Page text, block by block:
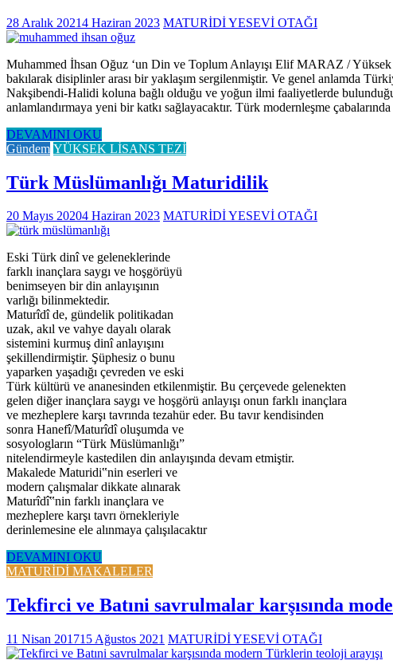
28 Aralık 20214 Haziran 2023 MATURİDİ YESEVİ OTAĞI
Muhammed İhsan Oğuz ‘un Din ve Toplum Anlayışı Elif MARAZ / Yüksek
bakılarak disiplinler arası bir yaklaşım sergilenmiştir. Ve genel anlamda
Nakşibendi-Halidi koluna bağlı olduğu ve yoğun ilmi faaliyetlerde
anlamlandırmaya yeni bir katkı sağlayacaktır. Türk modernleşme
DEVAMINI OKU
Gündem YÜKSEK LİSANS TEZİ
Türk Müslümanlığı Maturidilik
20 Mayıs 20204 Haziran 2023 MATURİDİ YESEVİ OTAĞI
Eski Türk dinî ve geleneklerinde
farklı inançlara saygı ve hoşgörüyü
benimseyen bir din anlayışının
varlığı bilinmektedir.
Maturîdî de, gündelik politikadan
uzak, akıl ve vahye dayalı olarak
sistemini kurmuş dinî anlayışını
şekillendirmiştir. Şüphesiz o bunu
yaparken yaşadığı çevreden ve eski
Türk kültürü ve ananesinden etkilenmiştir. Bu çerçevede gelenekten
gelen diğer inançlara saygı ve hoşgörü anlayışı onun farklı inançlara
ve mezheplere karşı tavrında tezahür eder. Bu tavır kendisinden
sonra Hanefî/Maturîdî oluşumda ve
sosyologların “Türk Müslümanlığı”
nitelendirmeyle kastedilen din anlayışında devam etmiştir.
Makalede Maturidi‟nin eserleri ve
modern çalışmalar dikkate alınarak
Maturîdî‟nin farklı inançlara ve
mezheplere karşı tavrı örnekleriyle
derinlemesine ele alınmaya çalışılacaktır
DEVAMINI OKU
MATURİDİ MAKALELER
Tekfirci ve Batıni savrulmalar karşısında
11 Nisan 201715 Ağustos 2021 MATURİDİ YESEVİ OTAĞI